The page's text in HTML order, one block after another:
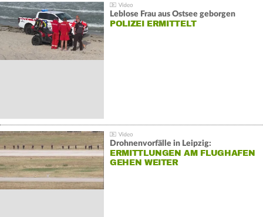
Leblose Frau aus Ostsee geborgen
POLIZEI ERMITTELT
Drohnenvorfälle in Leipzig:
ERMITTLUNGEN AM FLUGHAFEN
GEHEN WEITER